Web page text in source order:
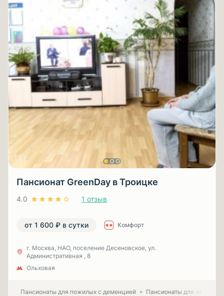
Пансионат GreenDay в Троицке
4.0 1 отзыв
от 1 600 ₽ в сутки Комфорт
г. Москва, НАО, поселение Десеновское, ул.
Административная , 8
Ольховая
Пансионаты для пожилых с деменцией Пансионаты для